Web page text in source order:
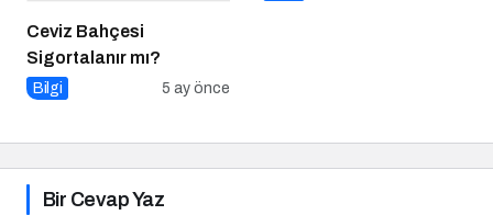
Ceviz Bahçesi
Sigortalanır mı?
Bilgi 5 ay önce
Bir Cevap Yaz